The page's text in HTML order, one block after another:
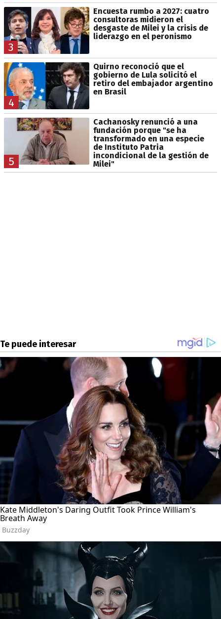
3
Encuesta rumbo a 2027: cuatro
consultoras midieron el
desgaste de Milei y la crisis de
liderazgo en el peronismo
4
Quirno reconoció que el
gobierno de Lula solicitó el
retiro del embajador argentino
en Brasil
5
Cachanosky renunció a una
fundación porque "se ha
transformado en una especie
de Instituto Patria
incondicional de la gestión de
Milei"